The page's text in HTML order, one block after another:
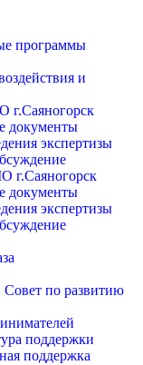
программы
и
г.Саяногорск
документы
экспертизы
г.Саяногорск
документы
экспертизы
по развитию
поддержки
поддержка